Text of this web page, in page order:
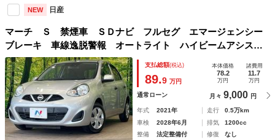
NEW 日産
マーチ Ｓ 禁煙車 ＳＤナビ フルセグ エマージェンシー
ブレーキ 車線逸脱警報 オートライト ハイビームアシス
ト リモコンキー 電動格納ドアミラー エアコン エアバッ
グ リア一体可倒式シート
支払総額(税込)
89.9 万円
本体価格
78.2
万円
諸費用
11.7
万円
通常ローン 月々 9,000 円
年式 2021年 走行
0.5万km
車検
2028年6月 排気
1200cc
整備
法定整備付 修復
なし